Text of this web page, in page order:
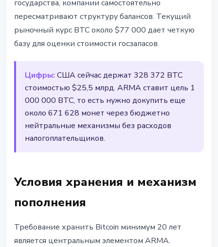
государства, компании самостоятельно
пересматривают структуру балансов. Текущий
рыночный курс BTC около $77 000 дает четкую
базу для оценки стоимости госзапасов.
Цифры: США сейчас держат 328 372 BTC
стоимостью $25,5 млрд. ARMA ставит цель 1
000 000 BTC, то есть нужно докупить еще
около 671 628 монет через бюджетно
нейтральные механизмы без расходов
налогоплательщиков.
Условия хранения и механизм
пополнения
Требование хранить Bitcoin минимум 20 лет
является центральным элементом ARMA.